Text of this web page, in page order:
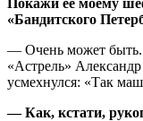
«Бандитского
— Очень может быть.
«Астрель»
усмехнулся: «Так
— Как, кстати,